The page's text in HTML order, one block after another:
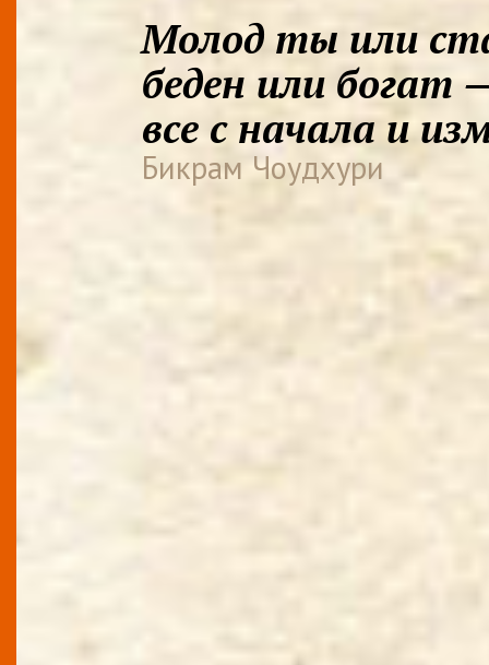
Молод ты или
беден или богат
все с начала и
Бикрам Чоудхури